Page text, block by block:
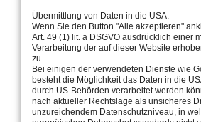
Übermittlung von Daten in die USA.
Wenn Sie den Button "Alle akzeptieren"
Art. 49 (1) lit. a DSGVO ausdrücklich einer
Verarbeitung der auf dieser Website
zu.
Bei einigen der verwendeten Dienste wie
besteht die Möglichkeit das Daten in die
durch US-Behörden verarbeitet werden
nach aktueller Rechtslage als unsicheres
unzureichendem Datenschutzniveau, in